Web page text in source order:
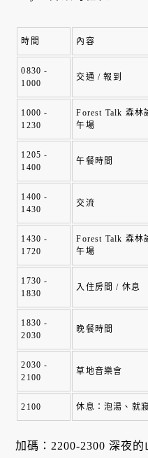
時間 內容
0830 -
1000
交通 / 報到
1000 -
1230
Forest Talk 森林
午場
1205 -
1400
午餐時間
1400 -
1430
交流
1430 -
1720
Forest Talk 森林
午場
1730 -
1830
入住房間 / 休息
1830 -
2030
晚餐時間
2030 -
2100
草地音樂會
2100 休息：泡湯、就
加碼：2200-2300 深夜